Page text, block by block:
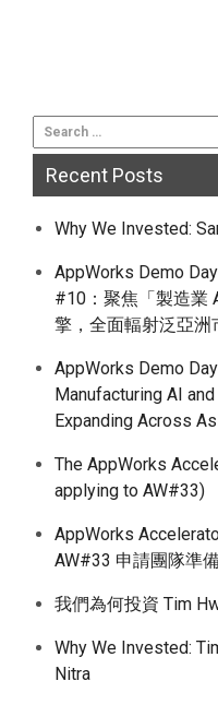
Recent Posts
Why We Invested:
AppWorks Demo
#10：聚焦「製造業
擎，全面輻射泛亞洲
AppWorks Demo
Manufacturing AI
Expanding Across
The AppWorks
applying to AW#33)
AppWorks
AW#33 申請團隊準
我們為何投資 Tim
Why We Invested:
Nitra